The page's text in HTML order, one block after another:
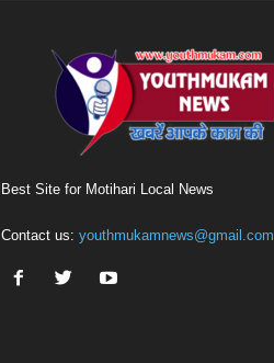
Best Site for Motihari Local News
Contact us: youthmukamnews@gmail.com